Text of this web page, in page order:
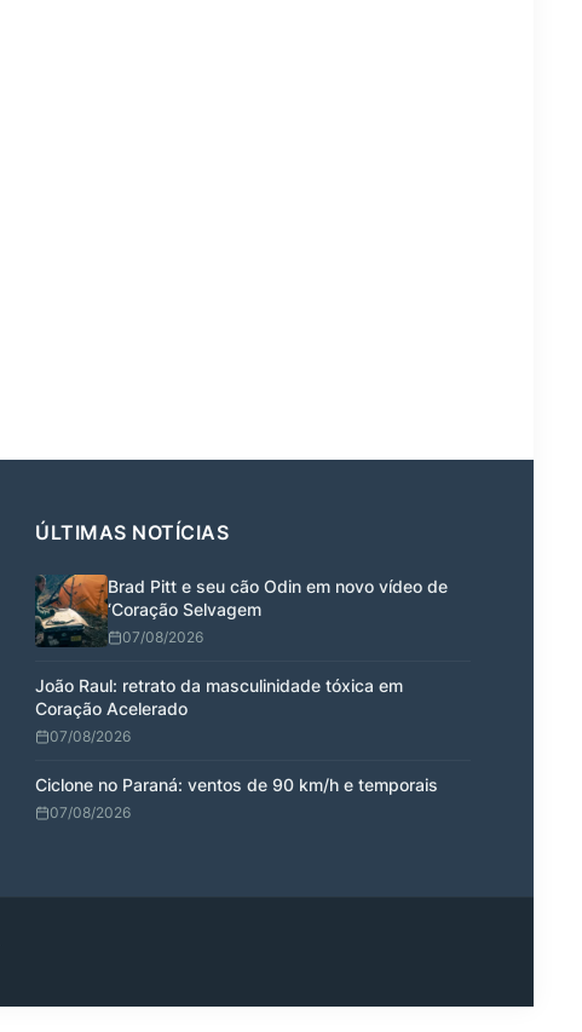
ÚLTIMAS NOTÍCIAS
Brad Pitt e seu cão Odin em novo vídeo de
‘Coração Selvagem
07/08/2026
João Raul: retrato da masculinidade tóxica em
Coração Acelerado
07/08/2026
Ciclone no Paraná: ventos de 90 km/h e temporais
07/08/2026